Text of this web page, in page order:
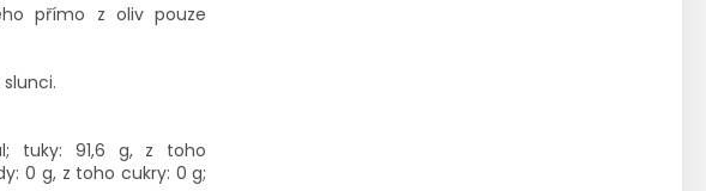
přímo z oliv pouze
tuky: 91,6 g, z toho
0 g, z toho cukry: 0 g;